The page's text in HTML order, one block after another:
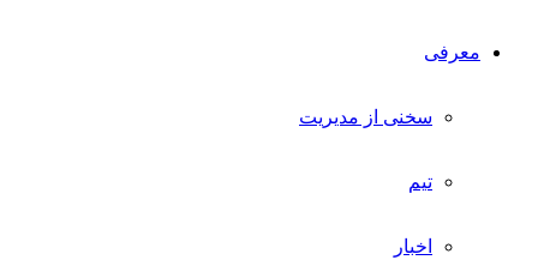
معرفی
سخنی از مدیریت
تیم
اخبار